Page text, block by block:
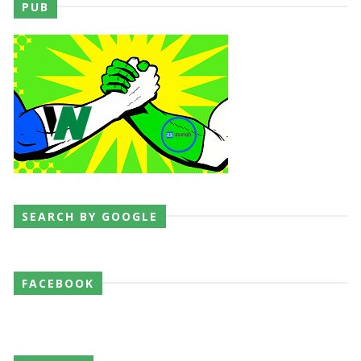
REVIRAVOLTA SURPREENDENTE NO GRAND
SLAM MEXICO: Persephone supera Kris
Statlander após interferência decisiva de
Hikaru Shida
Unknown - Aug 06 2026
TRIUNFO LENDÁRIO EM CIDADE DO MÉXICO:
Jericho, Místico e Darby Allin superam The Don
Unknown - Aug 06 2026
Fletcher supera Speedball Mike Bailey em
combate brutal no Grand Slam Mexico
PUB
SEARCH BY GOOGLE
FACEBOOK